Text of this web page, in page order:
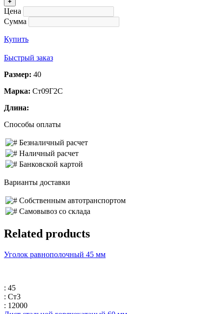
Цена
Сумма
Купить
Быстрый заказ
Размер: 40
Марка: Ст09Г2С
Длина:
Способы оплаты
Безналичный расчет
Наличный расчет
Банковской картой
Варианты доставки
Собственным автотранспортом
Самовывоз со склада
Related products
Уголок равнополочный 45 мм
: 45
: Ст3
: 12000